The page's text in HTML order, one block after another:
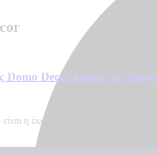
Domo Decor κάνουν τη
η έκφραση της προσωπικότητάς